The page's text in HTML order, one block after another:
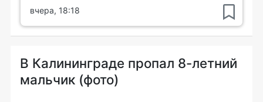
вчера, 18:18
В Калининграде пропал 8-летний
мальчик (фото)